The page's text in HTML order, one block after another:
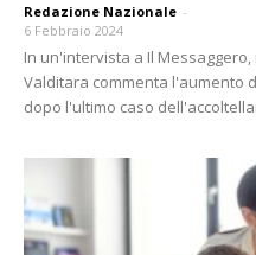
Redazione Nazionale -
6 Febbraio 2024
In un'intervista a Il
Valditara commenta l'aumento
dopo l'ultimo caso